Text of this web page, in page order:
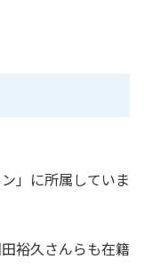
」に所属していま
裕久さんらも在籍